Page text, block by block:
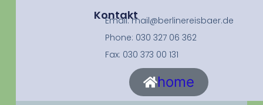
Kontakt
Email: mail@berlinereisbaer.de
Phone: 030 327 06 362
Fax: 030 373 00 131
home